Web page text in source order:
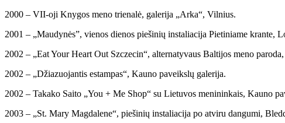
2000 – VII-oji Knygos meno trienalė, galerija „Arka“, Vilnius.
2001 – „Maudynės”, vienos dienos piešinių instaliacija Pietiniame krante,
2002 – „Eat Your Heart Out Szczecin“, alternatyvaus Baltijos meno paroda,
2002 – „Džiazuojantis estampas“, Kauno paveikslų galerija.
2002 – Takako Saito „You + Me Shop“ su Lietuvos menininkais, Kauno
2003 – „St. Mary Magdalene“, piešinių instaliacija po atviru dangumi,